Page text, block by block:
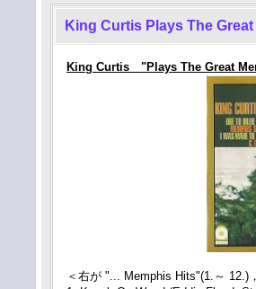
King Curtis Plays The
King Curtis "Plays The Great
＜右が "... Memphis Hits"(1.～ 12.)